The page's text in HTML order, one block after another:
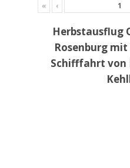
« ‹
Herbstausflug
Rosenburg
Schifffahrt von